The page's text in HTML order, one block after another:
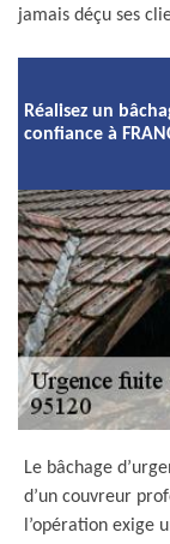
jamais déçu ses
Réalisez un
confiance à
Le bâchage
d’un couvreur
l’opération exige